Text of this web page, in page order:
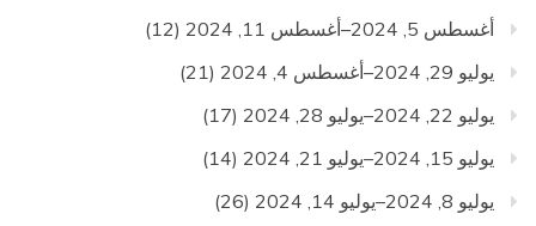
أغسطس 5, 2024–أغسطس 11, 2024
(12)
يوليو 29, 2024–أغسطس 4, 2024
(21)
يوليو 22, 2024–يوليو 28, 2024
(17)
يوليو 15, 2024–يوليو 21, 2024
(14)
يوليو 8, 2024–يوليو 14, 2024
(26)